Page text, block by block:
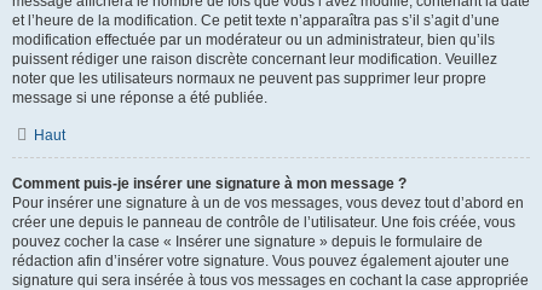
et l’heure de la modification. Ce petit texte n’apparaîtra pas s’il s’agit d’une
modification effectuée par un modérateur ou un administrateur, bien qu’ils
puissent rédiger une raison discrète concernant leur modification. Veuillez
noter que les utilisateurs normaux ne peuvent pas supprimer leur propre
message si une réponse a été publiée.
Haut
Comment puis-je insérer une signature à mon message ?
Pour insérer une signature à un de vos messages, vous devez tout d’abord en
créer une depuis le panneau de contrôle de l’utilisateur. Une fois créée, vous
pouvez cocher la case « Insérer une signature » depuis le formulaire de
rédaction afin d’insérer votre signature. Vous pouvez également ajouter une
signature qui sera insérée à tous vos messages en cochant la case appropriée